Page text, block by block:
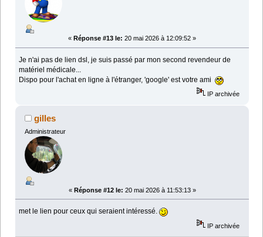
« Réponse #13 le: 20 mai 2026 à 12:09:52 »
Je n'ai pas de lien dsl, je suis passé par mon second revendeur de
matériel médicale...
Dispo pour l'achat en ligne à l'étranger, 'google' est votre ami
IP archivée
gilles
Administrateur
« Réponse #12 le: 20 mai 2026 à 11:53:13 »
met le lien pour ceux qui seraient intéressé.
IP archivée